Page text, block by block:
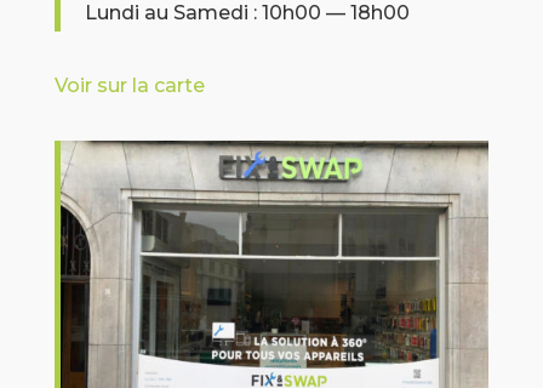
Lundi au Samedi : 10h00 — 18h00
Voir sur la carte